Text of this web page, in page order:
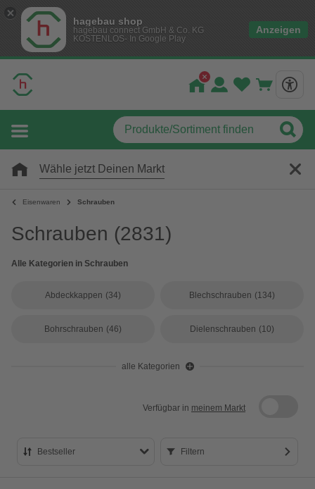
hagebau shop
hagebau connect GmbH & Co. KG
KOSTENLOS- In Google Play
Anzeigen
Wähle jetzt Deinen Markt
Eisenwaren Schrauben
Schrauben (2831)
Alle Kategorien in Schrauben
Abdeckkappen (34) Blechschrauben (134)
Bohrschrauben (46) Dielenschrauben (10)
alle Kategorien
Verfügbar in meinem Markt
Bestseller Filtern